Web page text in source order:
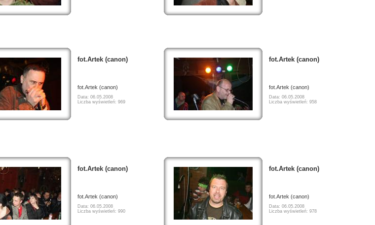
fot.Artek (canon)
fot.Artek (canon)
Data: 06.05.2008
Liczba wyświetleń: 969
fot.Artek (canon)
fot.Artek (canon)
Data: 06.05.2008
Liczba wyświetleń: 958
fot.Artek (canon)
fot.Artek (canon)
Data: 06.05.2008
Liczba wyświetleń: 990
fot.Artek (canon)
fot.Artek (canon)
Data: 06.05.2008
Liczba wyświetleń: 978